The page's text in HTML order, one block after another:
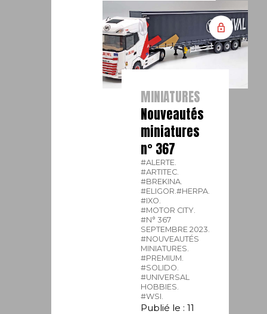
MINIATURES
Nouveautés
miniatures
n° 367
#ALERTE.
#ARTITEC.
#BREKINA.
#ELIGOR. #HERPA.
#IXO.
#MOTOR CITY.
#N° 367
SEPTEMBRE 2023.
#NOUVEAUTÉS
MINIATURES.
#PREMIUM.
#SOLIDO.
#UNIVERSAL
HOBBIES.
#WSI.
Publié le : 11